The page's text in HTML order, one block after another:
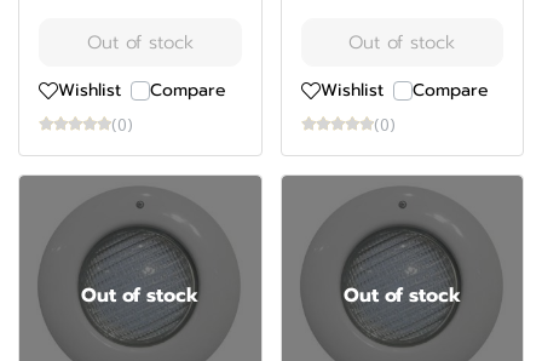
Out of stock
Wishlist Compare
(0)
Out of stock
Wishlist Compare
(0)
Out of stock Out of stock